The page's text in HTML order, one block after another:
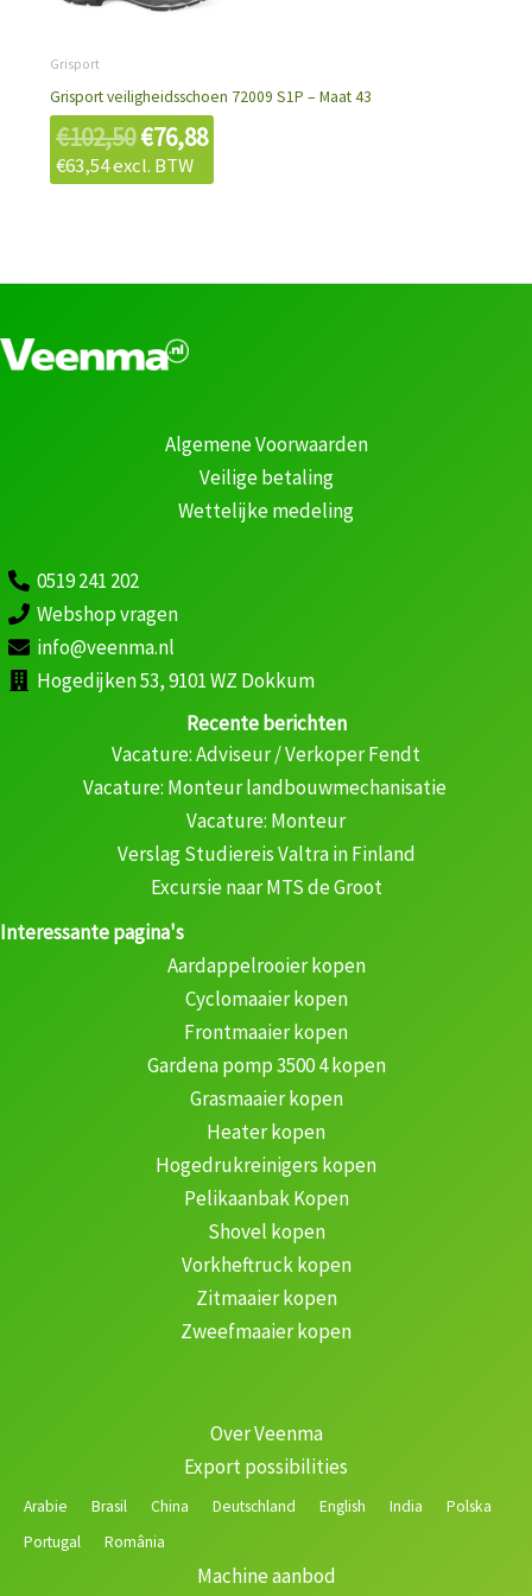
Grisport
Grisport veiligheidsschoen 72009 S1P – Maat 43
€102,50
€102,50.
€76,88
€76,88.
€63,54excl. BTW
Algemene Voorwaarden
Veilige betaling
Wettelijke medeling
0519 241 202
Webshop vragen
info@veenma.nl
Hogedijken 53, 9101 WZ Dokkum
Recente berichten
Vacature: Adviseur / Verkoper Fendt
Vacature: Monteur landbouwmechanisatie
Vacature: Monteur
Verslag Studiereis Valtra in Finland
Excursie naar MTS de Groot
Interessante pagina's
Aardappelrooier kopen
Cyclomaaier kopen
Frontmaaier kopen
Gardena pomp 3500 4 kopen
Grasmaaier kopen
Heater kopen
Hogedrukreinigers kopen
Pelikaanbak Kopen
Shovel kopen
Vorkheftruck kopen
Zitmaaier kopen
Zweefmaaier kopen
Over Veenma
Export possibilities
Arabie Brasil China Deutschland English India
Polska
Portugal
România
Machine aanbod